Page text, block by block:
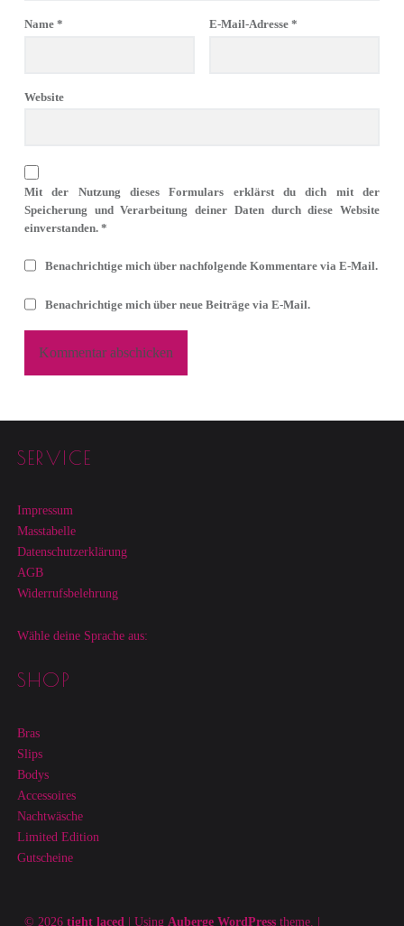
Name * E-Mail-Adresse *
Website
Mit der Nutzung dieses Formulars erklärst du dich mit der
Speicherung und Verarbeitung deiner Daten durch diese Website
einverstanden. *
Benachrichtige mich über nachfolgende Kommentare via E-Mail.
Benachrichtige mich über neue Beiträge via E-Mail.
SERVICE
Impressum
Masstabelle
Datenschutzerklärung
AGB
Widerrufsbelehrung
Wähle deine Sprache aus:
SHOP
Bras
Slips
Bodys
Accessoires
Nachtwäsche
Limited Edition
Gutscheine
© 2026 tight laced | Using Auberge WordPresstheme. |